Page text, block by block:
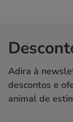
Adira à
descontos e
animal de